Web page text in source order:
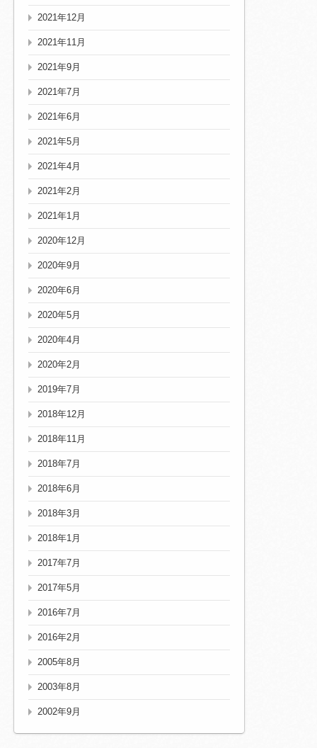
2021年12月
2021年11月
2021年9月
2021年7月
2021年6月
2021年5月
2021年4月
2021年2月
2021年1月
2020年12月
2020年9月
2020年6月
2020年5月
2020年4月
2020年2月
2019年7月
2018年12月
2018年11月
2018年7月
2018年6月
2018年3月
2018年1月
2017年7月
2017年5月
2016年7月
2016年2月
2005年8月
2003年8月
2002年9月